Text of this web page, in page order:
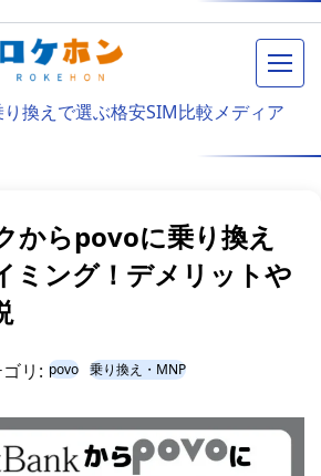
メニ
換えで選ぶ格安SIM比較メディア
からpovoに乗り換え
ミング！デメリットや
リ: povo 乗り換え・MNP